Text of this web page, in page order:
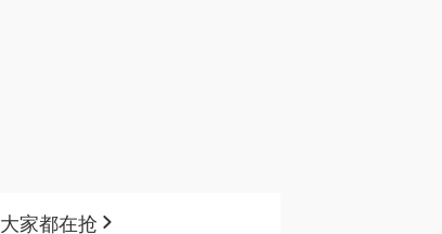
大家都在抢